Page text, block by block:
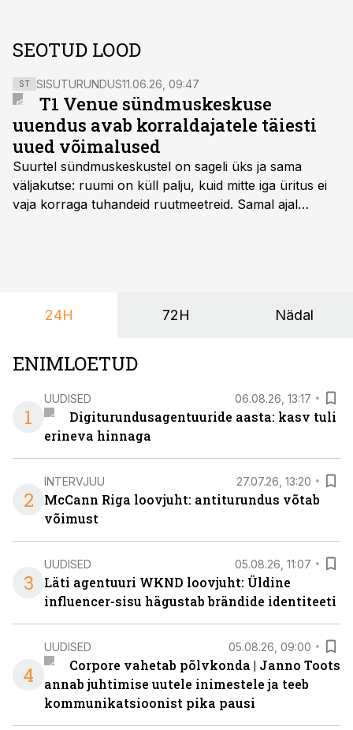
SEOTUD LOOD
ST SISUTURUNDUS11.06.26, 09:47
T1 Venue sündmuskeskuse
uuendus avab korraldajatele täiesti
uued võimalused
Suurtel sündmuskeskustel on sageli üks ja sama
väljakutse: ruumi on küll palju, kuid mitte iga üritus ei
vaja korraga tuhandeid ruutmeetreid. Samal ajal
nendele vajadustele vastanud uuendusega, mis pakub
24H 72H Nädal
ENIMLOETUD
1
UUDISED 06.08.26, 13:17
Digiturundusagentuuride aasta: kasv tuli
erineva hinnaga
2
INTERVJUU 27.07.26, 13:20
McCann Riga loovjuht: antiturundus võtab
võimust
3
UUDISED 05.08.26, 11:07
Läti agentuuri WKND loovjuht: Üldine
influencer-sisu hägustab brändide identiteeti
4
UUDISED 05.08.26, 09:00
Corpore vahetab põlvkonda | Janno Toots
annab juhtimise uutele inimestele ja teeb
kommunikatsioonist pika pausi